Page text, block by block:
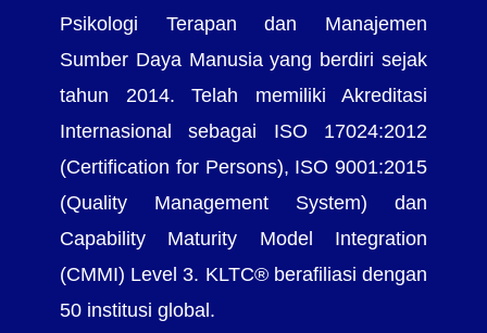
Psikologi Terapan dan Manajemen
Sumber Daya Manusia yang berdiri sejak
tahun 2014. Telah memiliki Akreditasi
Internasional sebagai ISO 17024:2012
(Certification for Persons), ISO 9001:2015
(Quality Management System) dan
Capability Maturity Model Integration
(CMMI) Level 3. KLTC® berafiliasi dengan
50 institusi global.